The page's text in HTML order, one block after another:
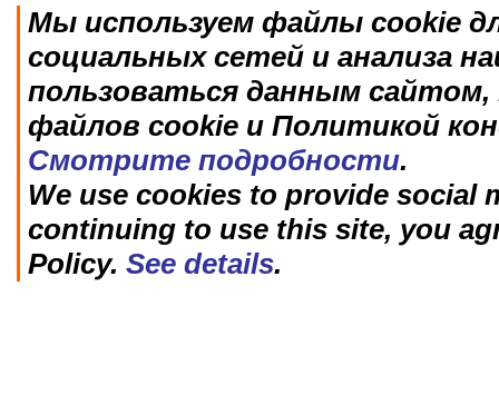
Мы используем файлы cookie
социальных сетей и анализа
пользоваться данным
файлов cookie и Политикой
Смотрите подробности.
We use cookies to provide social
continuing to use this site, you
Policy. See details.